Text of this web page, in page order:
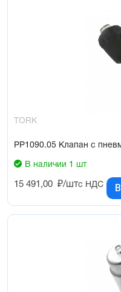
TORK
PP1090.05 Клапан с
В наличии 1 шт
15 491,00 ₽/штс НДС